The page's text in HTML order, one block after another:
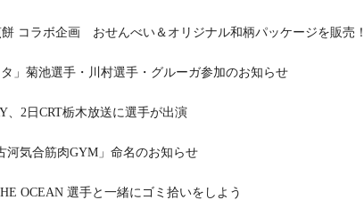
コラボ企画 おせんべい＆オリジナル和柄パッケージを販売！
」菊池選手・川村選手・グルーガ参加のお知らせ
、2日CRT栃木放送に選手が出演
河気合筋肉GYM」命名のお知らせ
OCEAN 選手と一緒にゴミ拾いをしよう